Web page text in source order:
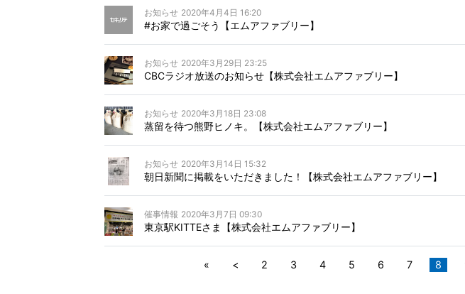
お知らせ 2020年4月4日 16:20
#お家で過ごそう【エムアファブリー】
お知らせ 2020年3月29日 23:25
CBCラジオ放送のお知らせ【株式会社エムアファブリー】
お知らせ 2020年3月18日 23:08
蒸留を待つ熊野ヒノキ。【株式会社エムアファブリー】
お知らせ 2020年3月14日 15:32
朝日新聞に掲載をいただきました！【株式会社エムアファブリー】
催事情報 2020年3月7日 09:30
東京駅KITTEさま【株式会社エムアファブリー】
« < 2 3 4 5 6 7 8